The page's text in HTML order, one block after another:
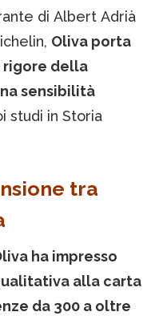
di Albert Adrià
Oliva porta
rigore della
sensibilità
studi in Storia
tra
ha impresso
alla carta
da 300 a oltre